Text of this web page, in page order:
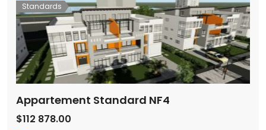
Standards
Appartement Standard NF4
$112 878.00